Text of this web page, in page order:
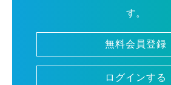
す。
無料会員登録
ログインする